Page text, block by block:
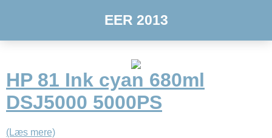
EER 2013
HP 81 Ink cyan 680ml
DSJ5000 5000PS
(Læs mere)